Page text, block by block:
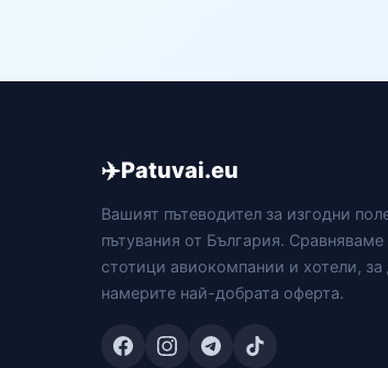
✈️Patuvai.eu
Вашият пътеводител за изгодни
пътувания от България. Сравняваме
стотици авиокомпании и хотели, за
намерите най-добрата оферта.